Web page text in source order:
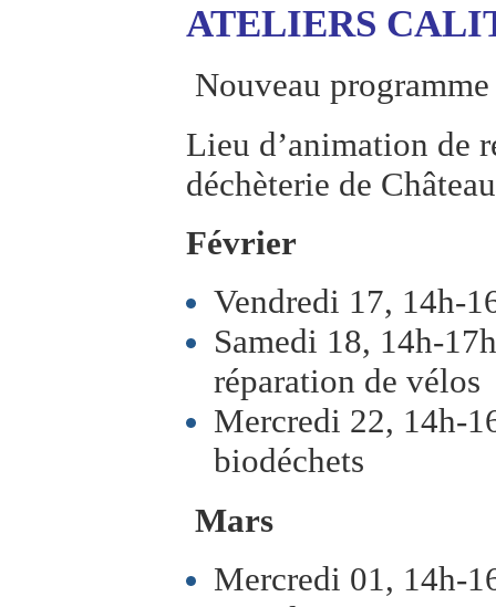
ATELIERS
Nouveau
Lieu d’animation de
déchèterie de
Février
Vendredi 17, 14h-
Samedi 18, 14h-
réparation de vélos
Mercredi 22, 14h-
biodéchets
Mars
Mercredi 01, 14h-